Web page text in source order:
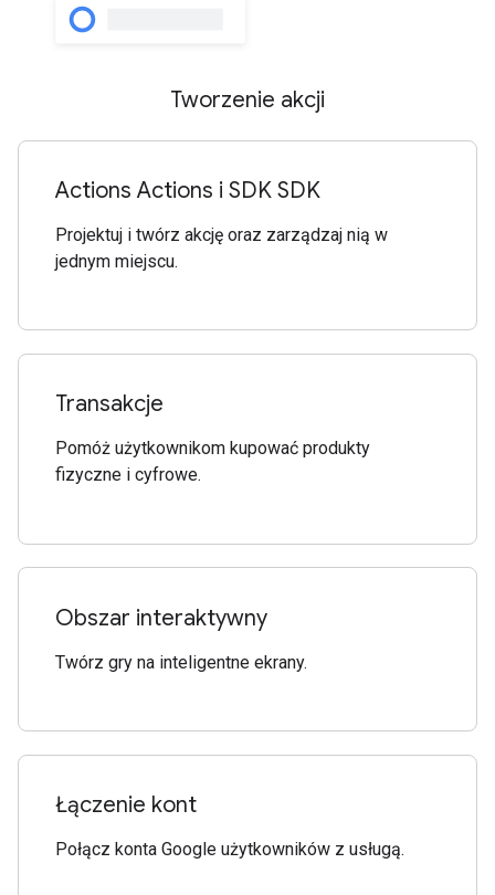
Tworzenie akcji
Actions Actions i SDK SDK
Projektuj i twórz akcję oraz zarządzaj nią w
jednym miejscu.
Transakcje
Pomóż użytkownikom kupować produkty
fizyczne i cyfrowe.
Obszar interaktywny
Twórz gry na inteligentne ekrany.
Łączenie kont
Połącz konta Google użytkowników z usługą.